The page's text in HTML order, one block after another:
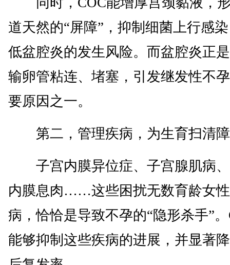
道天然的“屏障”，抑制细菌上行感
低盆腔炎的发生风险。而盆腔炎正
输卵管粘连、堵塞，引发继发性不
要原因之一。
第二，管理疾病，为生育扫清
子宫内膜异位症、子宫腺肌病
内膜息肉……这些困扰无数育龄女
病，恰恰是导致不孕的“隐形杀手”
能够抑制这些疾病的进展，并显著